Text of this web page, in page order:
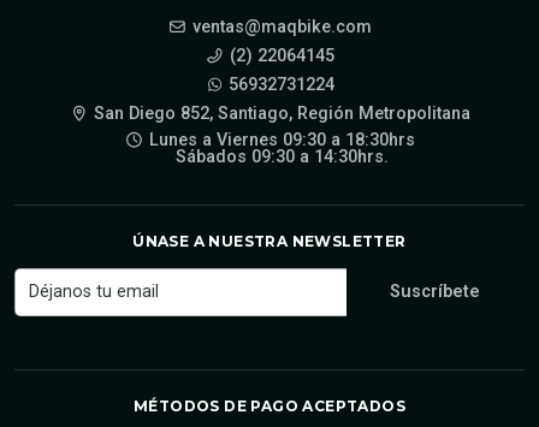
ventas@maqbike.com
(2) 22064145
56932731224
San Diego 852, Santiago, Región Metropolitana
Lunes a Viernes 09:30 a 18:30hrs
Sábados 09:30 a 14:30hrs.
ÚNASE A NUESTRA NEWSLETTER
MÉTODOS DE PAGO ACEPTADOS